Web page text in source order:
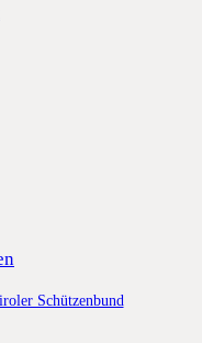
Schützenbund